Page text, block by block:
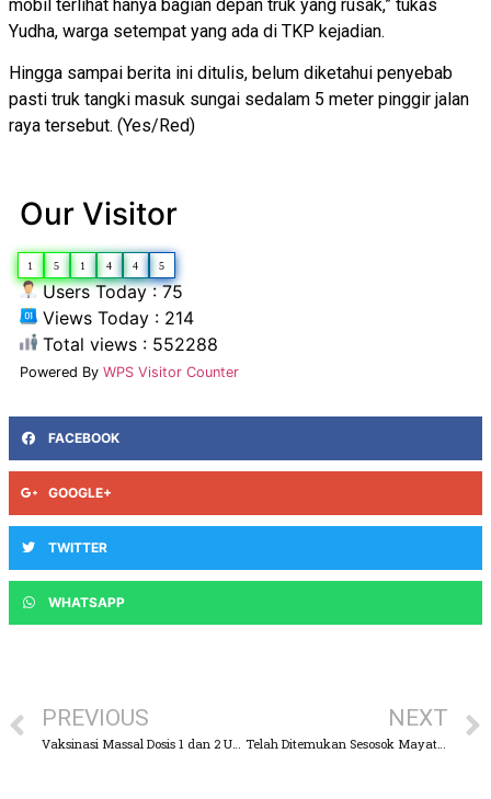
mobil terlihat hanya bagian depan truk yang rusak,” tukas
Yudha, warga setempat yang ada di TKP kejadian.
Hingga sampai berita ini ditulis, belum diketahui penyebab
pasti truk tangki masuk sungai sedalam 5 meter pinggir jalan
raya tersebut. (Yes/Red)
Our Visitor
1 5 1 4 4 5
Users Today : 75
Views Today : 214
Total views : 552288
Powered By WPS Visitor Counter
FACEBOOK
GOOGLE+
TWITTER
WHATSAPP
PREVIOUS
Vaksinasi Massal Dosis 1 dan 2 Untuk Pelajar Hingga Masyarakat Sukses di Gelar
NEXT
Telah Ditemukan Sesosok Mayat Pria Tanpa Identitas